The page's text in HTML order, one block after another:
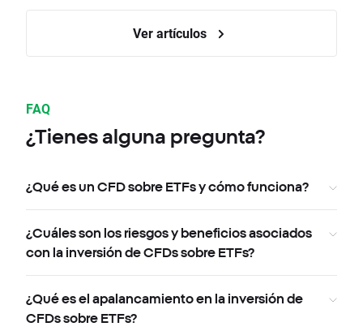
Ver artículos
FAQ
¿Tienes alguna pregunta?
¿Qué es un CFD sobre ETFs y cómo funciona?
¿Cuáles son los riesgos y beneficios asociados
con la inversión de CFDs sobre ETFs?
¿Qué es el apalancamiento en la inversión de
CFDs sobre ETFs?